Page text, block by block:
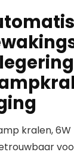
kralen, 6W